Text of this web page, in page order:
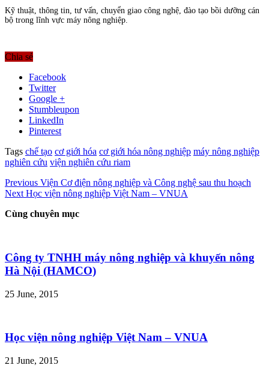
Kỹ thuật, thông tin, tư vấn, chuyển giao công nghệ, đào tạo bồi dưỡng cán
bộ trong lĩnh vực máy nông nghiệp.
Chia sẻ
Facebook
Twitter
Google +
Stumbleupon
LinkedIn
Pinterest
Tags chế tạo cơ giới hóa cơ giới hóa nông nghiệp máy nông nghiệp
nghiên cứu viện nghiên cứu riam
Previous Viện Cơ điện nông nghiệp và Công nghệ sau thu hoạch
Next Học viện nông nghiệp Việt Nam – VNUA
Cùng chuyên mục
Công ty TNHH máy nông nghiệp và khuyến nông
Hà Nội (HAMCO)
25 June, 2015
Học viện nông nghiệp Việt Nam – VNUA
21 June, 2015